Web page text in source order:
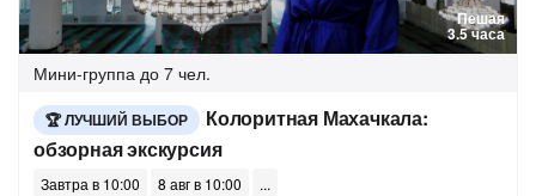
Пешая
3.5 часа
Мини-группа до 7 чел.
ЛУЧШИЙ ВЫБОР
Колоритная Махачкала:
обзорная экскурсия
Завтра в 10:00 8 авг в 10:00